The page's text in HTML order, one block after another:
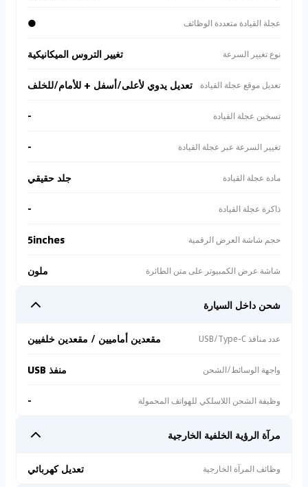
💰، إلا أن الذكاء الاصطناعي اكتشف مخاطر خطيرة: مخاطر
انخفاض شديد في قيمة إعادة البيع في السوق الثانوي. 📉 مخاطر
المعاملة: إعلان من بائع خاص، بدون أي حماية لحقوق ما بعد البيع
الأولى قد تتجاوز 5,000 درهم إماراتي. 💸 على النقيض من ذلك،
درهم إماراتي 🏷️، وهي تُباع من قبل وكيل معتمد، مع ضمانات
لتجنب خسائر أكبر بسبب مكاسب صغيرة، وتجنب التكاليف
المرتفعة اللاحقة للصيانة والدفاع عن حقوقك ✅
عجلة القيادة متعددة الوظائف ●
نوع تغيير السرعة تغيير التروس الميكانيكية
تعديل موقع عجلة القيادة تعديل يدوي لأعلى/أسفل + للأمام/للخلف
تسخين عجلة القيادة -
تغيير السرعة عبر عجلة القيادة -
مادة عجلة القيادة جلد حقيقي
ذاكرة عجلة القيادة -
حجم شاشة العرض الرقمية 5inches
شاشة عرض الكمبيوتر على متن الطائرة ملون
شحن داخل السيارة
عدد منافذ USB/Type-C مقعدين أماميين / مقعدين خلفيين
واجهة الوسائط/الشحن منفذ USB
وظيفة الشحن اللاسلكي للهواتف المحمولة -
مرآة الرؤية الخلفية الخارجية
وظائف المرآة الخارجية تعديل كهربائي